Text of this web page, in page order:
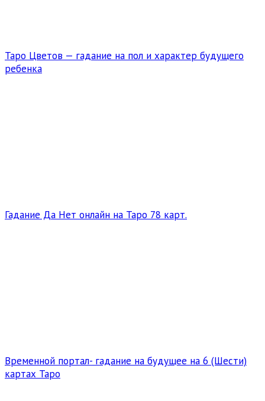
Таро Цветов — гадание на пол и характер будущего
ребенка
Гадание Да Нет онлайн на Таро 78 карт.
Временной портал- гадание на будущее на 6 (Шести)
картах Таро